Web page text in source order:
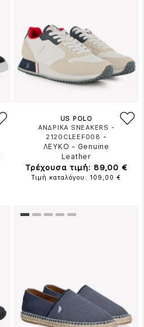
US POLO
ΑΝΔΡΙΚΑ SNEAKERS -
2120CLEEF008 -
ΛΕΥΚΟ - Genuine
Leather
Τρέχουσα τιμή: 89,00 €
Τιμή καταλόγου: 109,00 €